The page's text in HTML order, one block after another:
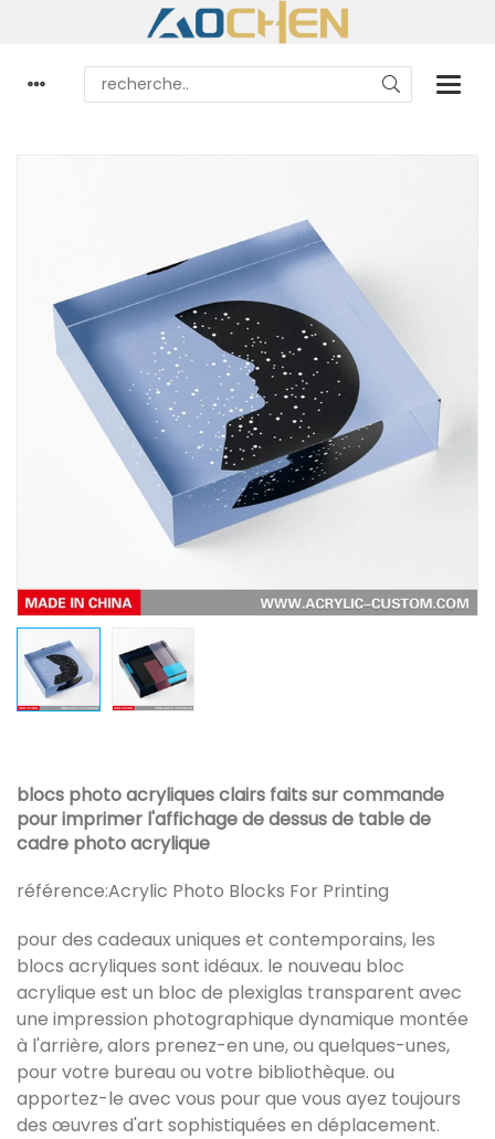
blocs photo acryliques clairs faits sur commande
pour imprimer l'affichage de dessus de table de
cadre photo acrylique
référence:Acrylic Photo Blocks For Printing
pour des cadeaux uniques et contemporains, les
blocs acryliques sont idéaux. le nouveau bloc
acrylique est un bloc de plexiglas transparent avec
une impression photographique dynamique montée
à l'arrière, alors prenez-en une, ou quelques-unes,
pour votre bureau ou votre bibliothèque. ou
apportez-le avec vous pour que vous ayez toujours
des œuvres d'art sophistiquées en déplacement.